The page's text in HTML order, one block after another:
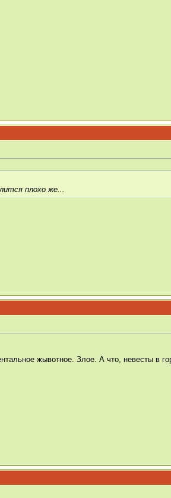
плохо же...
жывотное. Злое. А что, невесты в